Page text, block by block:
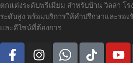
ตกแต่งระดับพรีเมียม สำหรับบ้าน วิลล่า โ
ระดับสูง พร้อมบริการให้คำปรึกษาและรอ
และดีไซน์ที่ต้องการ